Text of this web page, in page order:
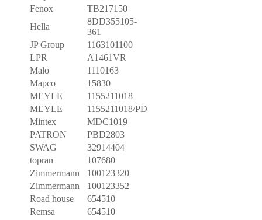
Fenox
TB217150
Hella
8DD355105-
361
JP Group
1163101100
LPR
A1461VR
Malo
1110163
Mapco
15830
MEYLE
1155211018
MEYLE
1155211018/PD
Mintex
MDC1019
PATRON
PBD2803
SWAG
32914404
topran
107680
Zimmermann
100123320
Zimmermann
100123352
Road house
654510
Remsa
654510